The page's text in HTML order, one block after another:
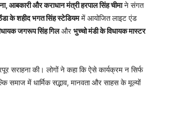
आबकारी और कराधान मंत्री हरपाल सिंह चीमाने संगत
के शहीद भगत सिंह स्टेडियममें आयोजित लाइट एंड
जगरूप सिंह गिलऔर भुच्चो मंडी के विधायक मास्टर
सराहना की। लोगों ने कहा कि ऐसे कार्यक्रम न सिर्फ
समाज में धार्मिक सद्भाव, मानवता और साहस के मूल्यों